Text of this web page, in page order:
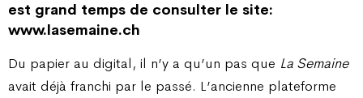
est grand temps de consulter le site:
www.lasemaine.ch
Du papier au digital, il n’y a qu’un pas que La Semaine
avait déjà franchi par le passé. L’ancienne plateforme